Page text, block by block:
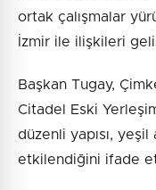
ortak çalışmalar
İzmir ile ilişkileri
Başkan Tugay,
Citadel Eski
düzenli yapısı, yeşil
etkilendiğini ifade